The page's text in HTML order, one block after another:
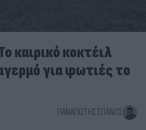
καιρικό κοκτέιλ
για φωτιές το
ΠΑΝΑΓΙΏΤΗΣ ΣΠΑΝΌΣ